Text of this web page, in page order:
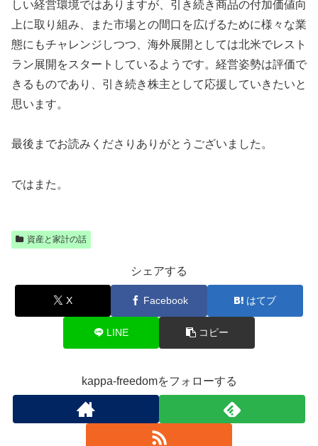
しい経営環境ではありますが、引き続き商品の付加価値向
上に取り組み、また市場との間口を広げるために様々な業
態にもチャレンジしつつ、海外展開としては北米でレスト
ラン展開をスタートしているようです。経営姿勢は評価で
きるものであり、引き続き株主として応援していきたいと
思います。
最後までお読みくださりありがとうございました。
ではまた。
資産と家計の話
シェアする
X Facebook はてブ
LINE コピー
kappa-freedomをフォローする